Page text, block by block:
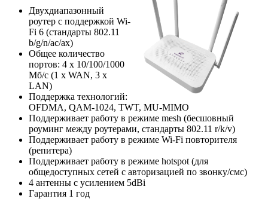
Двухдиапазонный
роутер с поддержкой Wi-
Fi 6 (стандарты 802.11
b/g/n/ac/ax)
Общее количество
портов: 4 х 10/100/1000
Мб/с (1 x WAN, 3 x
LAN)
Поддержка технологий:
OFDMA, QAM-1024, TWT, MU-MIMO
Поддерживает работу в режиме mesh (бесшовный
роуминг между роутерами, стандарты 802.11 r/k/v)
Поддерживает работу в режиме Wi-Fi повторителя
(репитера)
Поддерживает работу в режиме hotspot (для
общедоступных сетей с авторизацией по звонку/смс)
4 антенны с усилением 5dBi
Гарантия 1 год